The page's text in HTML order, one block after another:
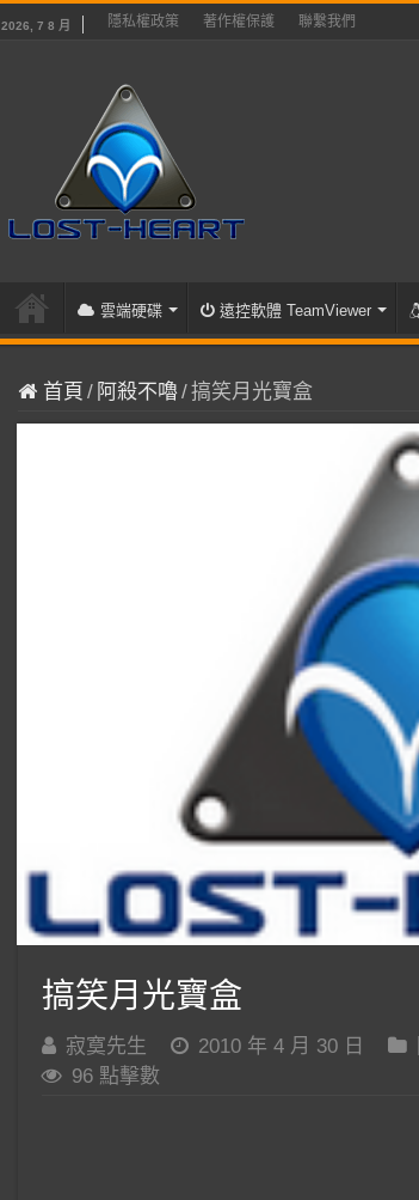
2026, 7 8 月 隱私權政策 著作權保護 聯繫我們
雲端硬碟 遠控軟體 TeamViewer
首頁 / 阿殺不嚕/搞笑月光寶盒
搞笑月光寶盒
寂寞先生 2010 年 4 月 30 日
96 點擊數